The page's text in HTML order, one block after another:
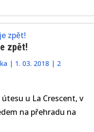
zpět!
| 1. 03. 2018 | 2
u La Crescent, v
na přehradu na